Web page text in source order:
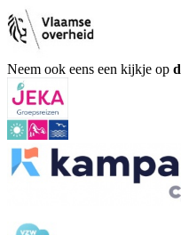
Neem ook eens een kijkje op